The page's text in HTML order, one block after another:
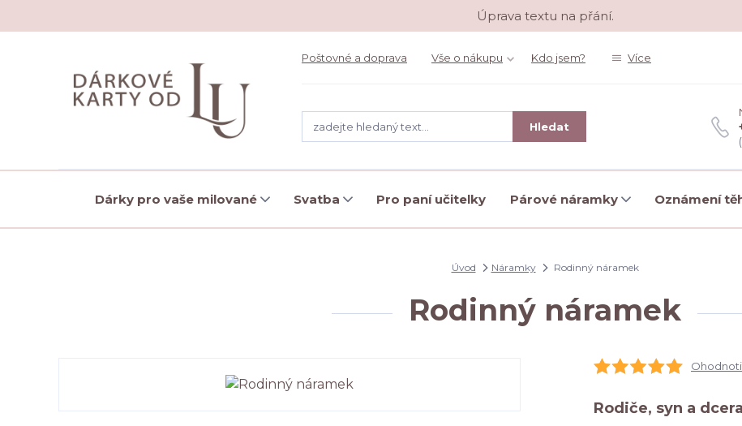
Úprava textu na přání.
Poštovné a doprava Vše o nákupu Kdo jsem? Více
Hledat
Dárky pro vaše milované Svatba Pro paní učitelky Párové náramky Oznámení
Úvod Náramky Rodinný náramek
Rodinný náramek
Rodiče, syn a dcera